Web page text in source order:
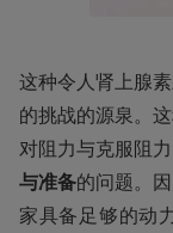
这种令人肾上腺
的挑战的源泉。
对阻力与克服阻
与准备的问题。
家具备足够的动